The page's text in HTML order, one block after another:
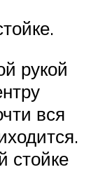
рукой
вся
стойке